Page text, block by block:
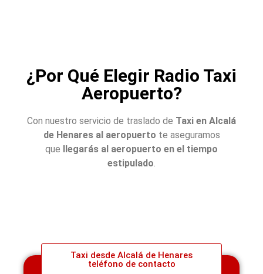
¿Por Qué Elegir Radio Taxi
Aeropuerto?
Con nuestro servicio de traslado de Taxi en Alcalá
de Henares al aeropuerto te aseguramos
que llegarás al aeropuerto en el tiempo
estipulado
Taxi desde Alcalá de Henares
teléfono de contacto